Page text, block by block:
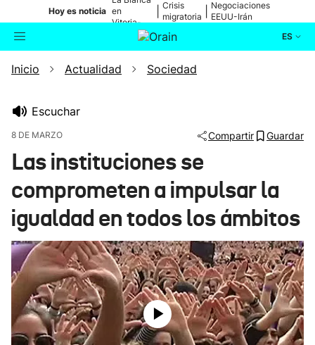
Hoy es noticia en
Vitoria-
Gasteiz
Crisis
migratoria
Negociaciones
EEUU-Irán
ES
Buscador Actualidad
Ikusmiran
Eguraldia
Inicio Actualidad Sociedad
Escuchar
8 DE MARZO Compartir Guardar
Las instituciones se
comprometen a impulsar la
igualdad en todos los ámbitos